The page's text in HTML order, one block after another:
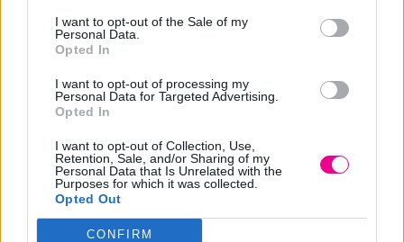
I want to opt-out of the Sale of my
Personal Data.
Opted In
I want to opt-out of processing my
Personal Data for Targeted Advertising.
Opted In
I want to opt-out of Collection, Use,
Retention, Sale, and/or Sharing of my
Personal Data that Is Unrelated with the
Purposes for which it was collected.
Opted Out
CONFIRM
Σχετικά προϊόντα